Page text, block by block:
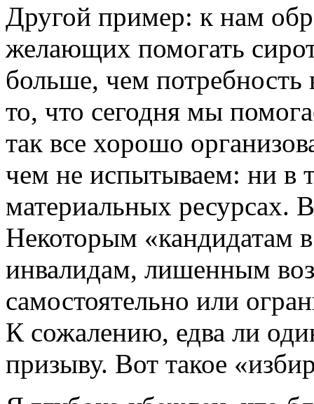
Другой пример: к нам
желающих помогать
больше, чем
то, что сегодня мы
так все хорошо
чем не испытываем: ни в
материальных ресурсах.
Некоторым «кандидатам
инвалидам, лишенным
самостоятельно или
К сожалению, едва ли
призыву. Вот такое